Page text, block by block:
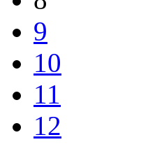
9
10
11
12